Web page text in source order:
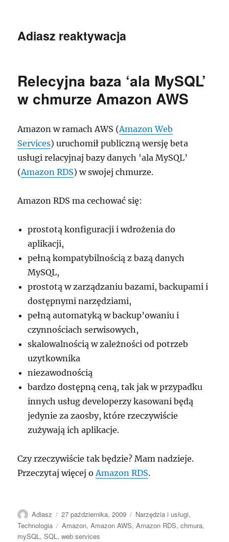
Adiasz reaktywacja
Relecyjna baza ‘ala MySQL’
w chmurze Amazon AWS
Amazon w ramach AWS (Amazon Web
Services) uruchomił publiczną wersję beta
usługi relacyjnaj bazy danych 'ala MySQL’
(Amazon RDS) w swojej chmurze.
Amazon RDS ma cechować się:
prostotą konfiguracji i wdrożenia do
aplikacji,
pełną kompatybilnością z bazą danych
MySQL,
prostotą w zarządzaniu bazami, backupami i
dostępnymi narzędziami,
pełną automatyką w backup’owaniu i
czynnościach serwisowych,
skalowalnością w zależności od potrzeb
uzytkownika
niezawodnością
bardzo dostępną ceną, tak jak w przypadku
innych usług developerzy kasowani będą
jedynie za zaosby, które rzeczywiście
zużywają ich aplikacje.
Czy rzeczywiście tak będzie? Mam nadzieje.
Przeczytaj więcej oAmazon RDS.
Autor
Adiasz
Data
publikacji
27 października, 2009 Kategorie
Narzędzia i usługi,
Technologia
Tagi
Amazon,Amazon AWS,Amazon RDS,chmura,
mySQL,SQL,web services